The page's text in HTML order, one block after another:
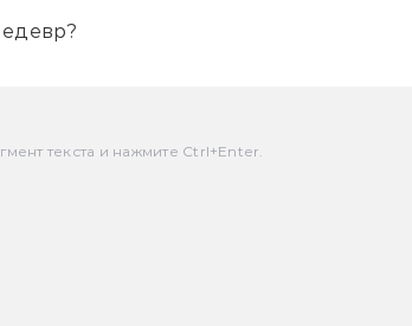
текста и нажмите Ctrl+Enter.